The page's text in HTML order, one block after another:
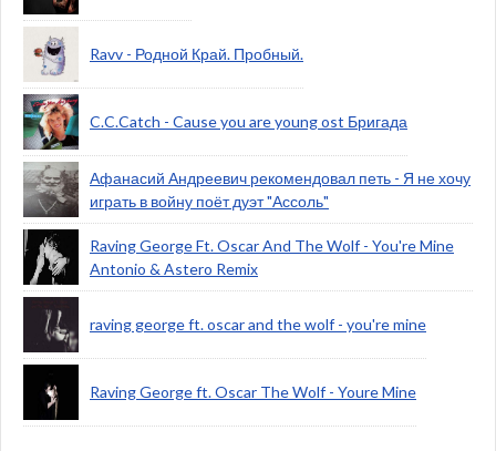
Ravv - Родной Край. Пробный.
C.C.Catch - Cause you are young ost Бригада
Афанасий Андреевич рекомендовал петь - Я не хочу
играть в войну поёт дуэт "Ассоль"
Raving George Ft. Oscar And The Wolf - You're Mine
Antonio & Astero Remix
raving george ft. oscar and the wolf - you're mine
Raving George ft. Oscar The Wolf - Youre Mine